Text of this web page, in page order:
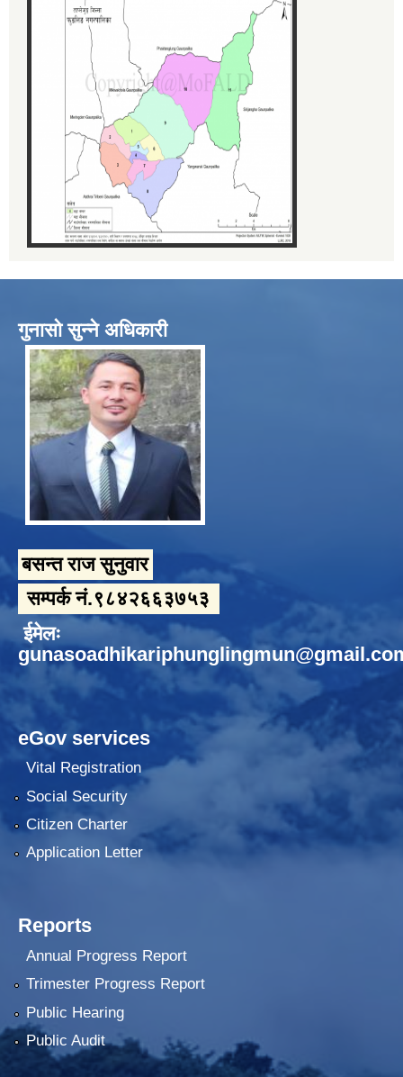
गुनासो सुन्ने अधिकारी
बसन्त राज सुनुवार
सम्पर्क नं.९८४२६६३७५३
ईमेलः
eGov services
Vital Registration
Social Security
Citizen Charter
Application Letter
Reports
Annual Progress Report
Trimester Progress Report
Public Hearing
Public Audit